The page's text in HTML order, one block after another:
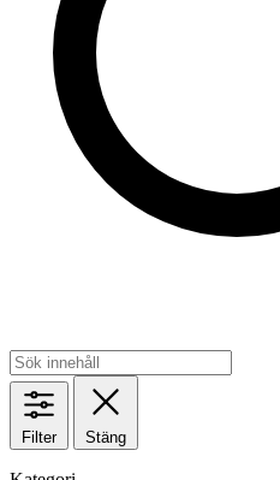
Filter Stäng